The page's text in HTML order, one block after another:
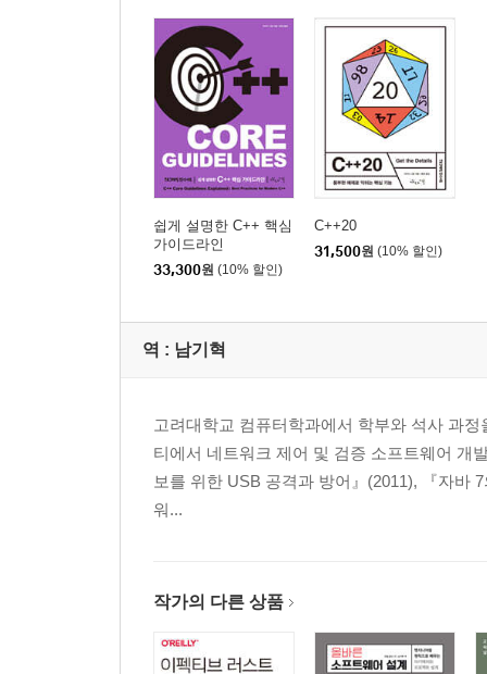
15장 파일 시스템 라이브러리
__15.1 클래스
____15.1.1 파일의 접근 권한 조작하기
__15.2 비멤버 함수
____15.2.1 파일을 마지막으로 쓴 시각을 읽거나
____15.2.2 파일 시스템 공간 정보 알아내기
__15.3 파일 타입
16장 멀티스레딩
__16.2 어토믹 데이터 타입
__16.3 스레드
____16.3.1 생성
____16.3.2 수명
__16.4 공유 변수
____16.4.2 뮤텍스
쉽게 설명한 C++ 핵심
가이드라인
33,300원 (10% 할인)
C++20
31,500원 (10% 할인)
역 : 남기혁
고려대학교 컴퓨터학과에서 학부와 석사 과
티에서 네트워크 제어 및 검증 소프트웨어 개
보를 위한 USB 공격과 방어』(2011), 『자바
워...
작가의 다른 상품